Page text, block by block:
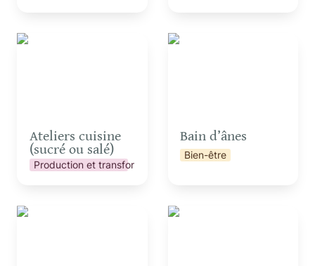
Ateliers cuisine (sucré
Ateliers cuisine
(sucré ou salé)
Production et transformation
Bain d’ânes
Bain d’ânes
Bien-être
Camembert Party pour
Chantier participatif